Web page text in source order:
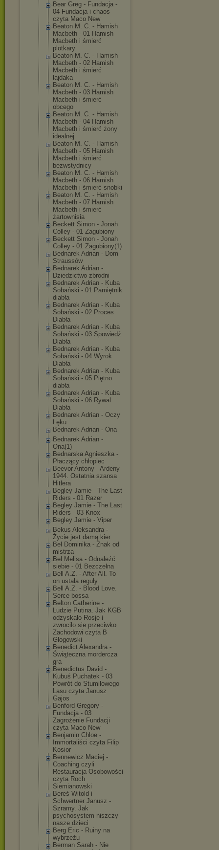
Bear Greg - Fundacja -
04 Fundacja i chaos
czyta Maco New
Beaton M. C. - Hamish
Macbeth - 01 Hamish
Macbeth i śmierć
plotkary
Beaton M. C. - Hamish
Macbeth - 02 Hamish
Macbeth i śmierć
łajdaka
Beaton M. C. - Hamish
Macbeth - 03 Hamish
Macbeth i śmierć
obcego
Beaton M. C. - Hamish
Macbeth - 04 Hamish
Macbeth i śmierć żony
idealnej
Beaton M. C. - Hamish
Macbeth - 05 Hamish
Macbeth i śmierć
bezwstydnicy
Beaton M. C. - Hamish
Macbeth - 06 Hamish
Macbeth i śmierć snobki
Beaton M. C. - Hamish
Macbeth - 07 Hamish
Macbeth i śmierć
żartownisia
Beckett Simon - Jonah
Colley - 01 Zagubiony
Beckett Simon - Jonah
Colley - 01 Zagubiony(1)
Bednarek Adrian - Dom
Straussów
Bednarek Adrian -
Dziedzictwo zbrodni
Bednarek Adrian - Kuba
Sobański - 01 Pamiętnik
diabła
Bednarek Adrian - Kuba
Sobański - 02 Proces
Diabła
Bednarek Adrian - Kuba
Sobański - 03 Spowiedź
Diabła
Bednarek Adrian - Kuba
Sobański - 04 Wyrok
Diabła
Bednarek Adrian - Kuba
Sobański - 05 Piętno
diabła
Bednarek Adrian - Kuba
Sobański - 06 Rywal
Diabła
Bednarek Adrian - Oczy
Lęku
Bednarek Adrian - Ona
Bednarek Adrian -
Ona(1)
Bednarska Agnieszka -
Płaczący chłopiec
Beevor Antony - Ardeny
1944. Ostatnia szansa
Hitlera
Begley Jamie - The Last
Riders - 01 Razer
Begley Jamie - The Last
Riders - 03 Knox
Begley Jamie - Viper
Bekus Aleksandra -
Życie jest damą kier
Bel Dominika - Znak od
mistrza
Bel Melisa - Odnaleźć
siebie - 01 Bezczelna
Bell A.Z. - After All. To
on ustala reguły
Bell A.Z. - Blood Love.
Serce bossa
Belton Catherine -
Ludzie Putina. Jak KGB
odzyskalo Rosje i
zwrocilo sie przeciwko
Zachodowi czyta B
Glogowski
Benedict Alexandra -
Świąteczna mordercza
gra
Benedictus David -
Kubuś Puchatek - 03
Powrót do Stumilowego
Lasu czyta Janusz
Gajos
Benford Gregory -
Fundacja - 03
Zagrożenie Fundacji
czyta Maco New
Benjamin Chloe -
Immortaliści czyta Filip
Kosior
Bennewicz Maciej -
Coaching czyli
Restauracja Osobowości
czyta Roch
Siemianowski
Bereś Witold i
Schwertner Janusz -
Szramy. Jak
psychosystem niszczy
nasze dzieci
Berg Eric - Ruiny na
wybrzeżu
Berman Sarah - Nie